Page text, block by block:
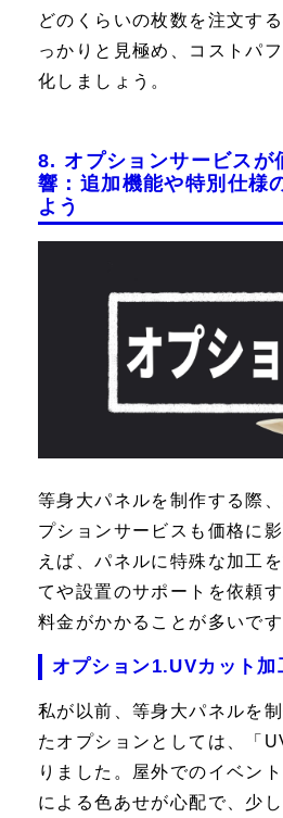
どのくらいの枚数を注文す
っかりと見極め、コストパ
化しましょう。
8. オプションサービスが
響：追加機能や特別仕様
よう
等身大パネルを制作する際
プションサービスも価格に
えば、パネルに特殊な加工
てや設置のサポートを依頼
料金がかかることが多いです
オプション1.UVカット加
私が以前、等身大パネルを
たオプションとしては、「
りました。屋外でのイベン
による色あせが心配で、少